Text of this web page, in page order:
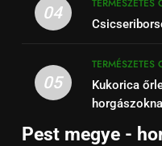
04
TERMÉSZETES
05
TERMÉSZETES
Kukorica
Pest megye -